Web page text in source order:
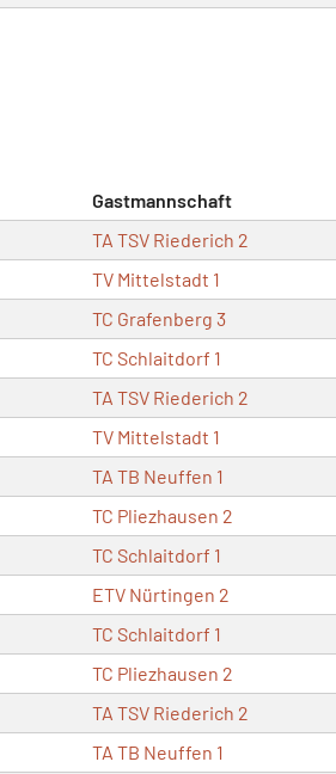
Gastmannschaft
TA TSV Riederich 2
TV Mittelstadt 1
TC Grafenberg 3
TC Schlaitdorf 1
TA TSV Riederich 2
TV Mittelstadt 1
TA TB Neuffen 1
TC Pliezhausen 2
TC Schlaitdorf 1
ETV Nürtingen 2
TC Schlaitdorf 1
TC Pliezhausen 2
TA TSV Riederich 2
TA TB Neuffen 1